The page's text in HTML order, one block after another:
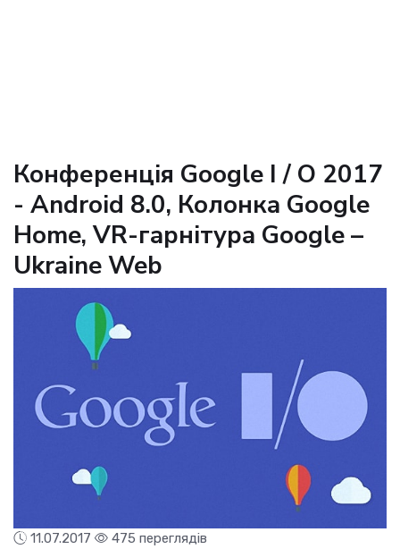
Конференція Google I / O 2017
- Android 8.0, Колонка Google
Home, VR-гарнітура Google –
Ukraine Web
11.07.2017
475 переглядів